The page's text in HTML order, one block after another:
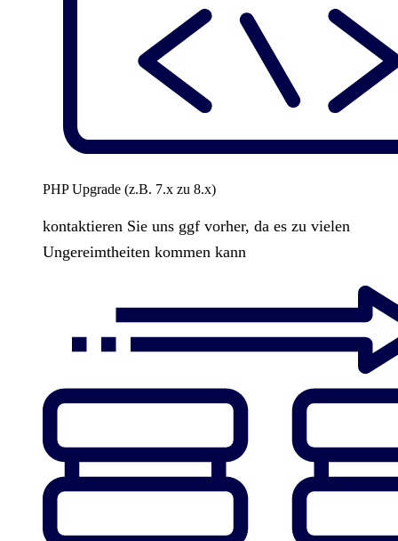
PHP Upgrade (z.B. 7.x zu 8.x)
kontaktieren Sie uns ggf vorher, da es zu vielen
Ungereimtheiten kommen kann